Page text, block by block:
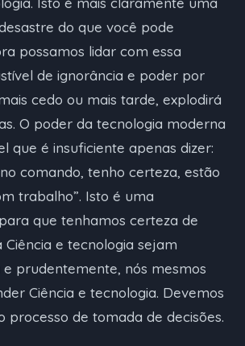
do que você pode
possamos lidar com essa
de ignorância e poder por
cedo ou mais tarde, explodirá
O poder da tecnologia moderna
que é insuficiente apenas dizer:
comando, tenho certeza, estão
trabalho”. Isto é uma
que tenhamos certeza de
e tecnologia sejam
prudentemente, nós mesmos
Ciência e tecnologia. Devemos
processo de tomada de decisões.